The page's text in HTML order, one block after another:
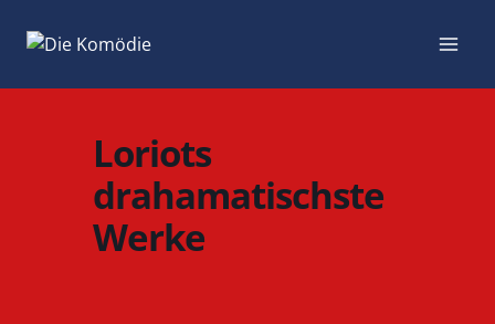
Inhalt
Loriots
drahamatischste
Werke